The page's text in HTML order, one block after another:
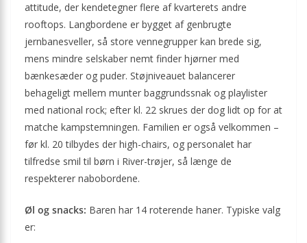
attitude, der kendetegner flere af kvarterets andre
rooftops. Langbordene er bygget af genbrugte
jernbanesveller, så store vennegrupper kan brede sig,
mens mindre selskaber nemt finder hjørner med
bænkesæder og puder. Støjniveauet balancerer
behageligt mellem munter baggrundssnak og playlister
med national rock; efter kl. 22 skrues der dog lidt op for at
matche kampstemningen. Familien er også velkommen –
før kl. 20 tilbydes der high-chairs, og personalet har
tilfredse smil til børn i River-trøjer, så længe de
respekterer nabo­bordene.
Øl og snacks: Baren har 14 roterende haner. Typiske valg
er: